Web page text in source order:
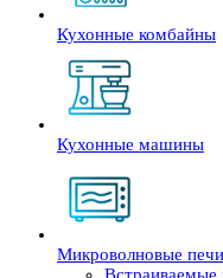
Кухонные комбайны
Кухонные машины
Микроволновые печи